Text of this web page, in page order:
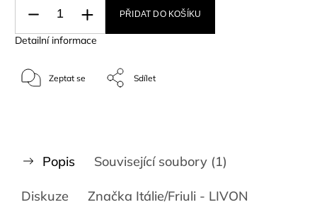
PŘIDAT DO KOŠÍKU
Detailní informace
Zeptat se Sdílet
Popis Související soubory (1)
Diskuze Značka Itálie/Friuli - LIVON